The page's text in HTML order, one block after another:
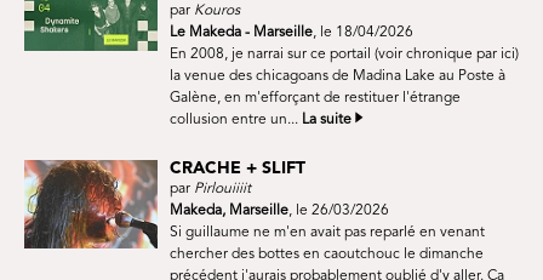
par Kouros
Le Makeda - Marseille, le 18/04/2026
En 2008, je narrai sur ce portail (voir chronique par ici)
la venue des chicagoans de Madina Lake au Poste à
Galène, en m'efforçant de restituer l'étrange
collusion entre un... La suite
CRACHE + SLIFT
par Pirlouiiiit
Makeda, Marseille, le 26/03/2026
Si guillaume ne m'en avait pas reparlé en venant
chercher des bottes en caoutchouc le dimanche
précédent j'aurais probablement oublié d'y aller. Ça